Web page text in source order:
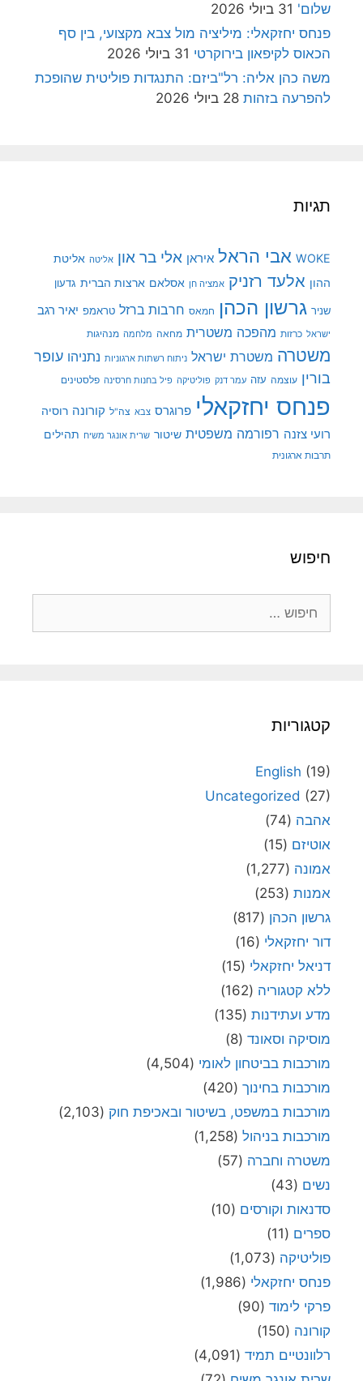
שלום' 31 ביולי 2026
פנחס יחזקאלי: מיליציה מול צבא מקצועי, בין סף
הכאוס לקיפאון בירוקרטי 31 ביולי 2026
משה כהן אליה: רל"ביזם: התנגדות פוליטית שהופכת
להפרעה בזהות 28 ביולי 2026
תגיות
WOKE אבי הראל איראן אלי בר און אליטה אליטת
ההון אלעד רזניק אמציה חן אסלאם ארצות הברית גדעון
שניר גרשון הכהן חמאס חרבות ברזל טראמפ יאיר רגב
ישראל כרזות מהפכה משטרית מחאה מלחמה מנהיגות
משטרה משטרת ישראל ניתוח רשתות ארגוניות נתניהו עופר
בורין עוצמה עזה עמר דנק פוליטיקה פיל בחנות חרסינה פלסטינים
פנחס יחזקאלי פרוגרס צבא צה"ל קורונה רוסיה
רועי צזנה רפורמה משפטית שיטור שרית אונגר משיח תהילים
תרבות ארגונית
חיפוש
קטגוריות
English (19)
Uncategorized (27)
אהבה (74)
אוטיזם (15)
אמונה (1,277)
אמנות (253)
גרשון הכהן (817)
דור יחזקאלי (16)
דניאל יחזקאלי (15)
ללא קטגוריה (162)
מדע ועתידנות (135)
מוסיקה וסאונד (8)
מורכבות בביטחון לאומי (4,504)
מורכבות בחינוך (420)
מורכבות במשפט, בשיטור ובאכיפת חוק (2,103)
מורכבות בניהול (1,258)
משטרה וחברה (57)
נשים (43)
סדנאות וקורסים (10)
ספרים (11)
פוליטיקה (1,073)
פנחס יחזקאלי (1,986)
פרקי לימוד (90)
קורונה (150)
רלוונטיים תמיד (4,091)